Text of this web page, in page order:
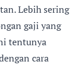
Lebih sering
gaji yang
tentunya
cara